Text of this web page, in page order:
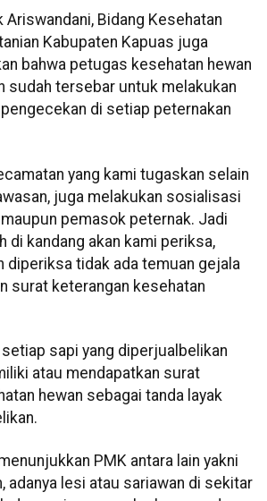
Ariswandani, Bidang Kesehatan
Kabupaten Kapuas juga
bahwa petugas kesehatan hewan
sudah tersebar untuk melakukan
di setiap peternakan
yang kami tugaskan selain
juga melakukan sosialisasi
pemasok peternak. Jadi
di kandang akan kami periksa,
diperiksa tidak ada temuan gejala
surat keterangan kesehatan
setiap sapi yang diperjualbelikan
atau mendapatkan surat
hewan sebagai tanda layak
PMK antara lain yakni
adanya lesi atau sariawan di sekitar